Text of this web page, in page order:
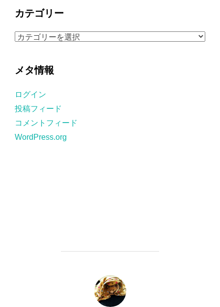
ブ
カテゴリー
カ
ー
メタ情報
ログイン
投稿フィード
コメントフィード
WordPress.org
投稿者